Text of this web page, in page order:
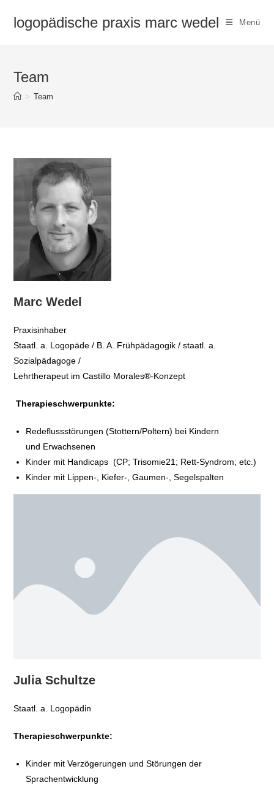
Inhaltlogopädische praxis marc wedel Menü
Team
> Team
Marc Wedel
Praxisinhaber
Staatl. a. Logopäde / B. A. Frühpädagogik / staatl. a.
Sozialpädagoge /
Lehrtherapeut im Castillo Morales®-Konzept
Therapieschwerpunkte:
Redeflussstörungen (Stottern/Poltern) bei Kindern
und Erwachsenen
Kinder mit Handicaps (CP; Trisomie21; Rett-Syndrom; etc.)
Kinder mit Lippen-, Kiefer-, Gaumen-, Segelspalten
Julia Schultze
Staatl. a. Logopädin
Therapieschwerpunkte:
Kinder mit Verzögerungen und Störungen der
Sprachentwicklung